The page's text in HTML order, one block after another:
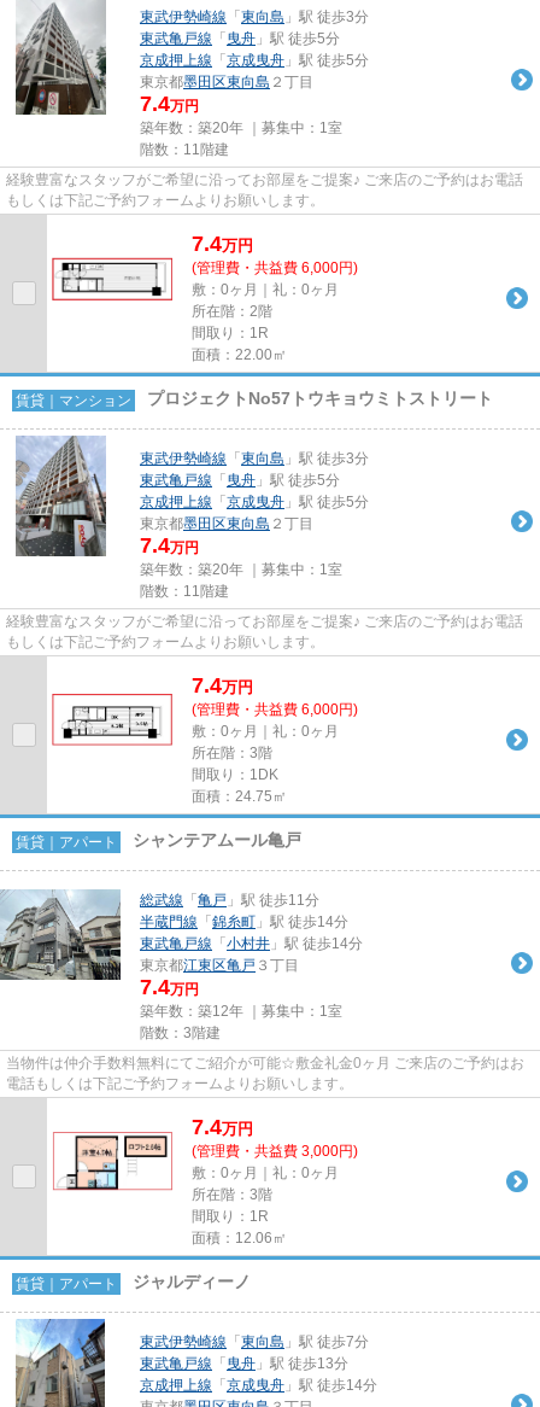
東武伊勢崎線 「 東向島 」駅 徒歩3分
東武亀戸線 「 曳舟 」駅 徒歩5分
京成押上線 「 京成曳舟 」駅 徒歩5分
東京都墨田区東向島 ２丁目
7.4万円
築年数：築20年 ｜募集中： 1室
階数：11階建
経験豊富なスタッフがご希望に沿ってお部屋をご提案♪ ご来店のご予約はお電話
もしくは下記ご予約フォームよりお願いします。
7.4万円
(管理費・共益費 6,000円)
敷：0ヶ月｜礼：0ヶ月
所在階：2階
間取り：1R
面積：22.00㎡
賃貸｜マンション プロジェクトNo57トウキョウミトストリート
東武伊勢崎線 「 東向島 」駅 徒歩3分
東武亀戸線 「 曳舟 」駅 徒歩5分
京成押上線 「 京成曳舟 」駅 徒歩5分
東京都墨田区東向島 ２丁目
7.4万円
築年数：築20年 ｜募集中： 1室
階数：11階建
経験豊富なスタッフがご希望に沿ってお部屋をご提案♪ ご来店のご予約はお電話
もしくは下記ご予約フォームよりお願いします。
7.4万円
(管理費・共益費 6,000円)
敷：0ヶ月｜礼：0ヶ月
所在階：3階
間取り：1DK
面積：24.75㎡
賃貸｜アパート シャンテアムール亀戸
総武線 「 亀戸 」駅 徒歩11分
半蔵門線 「 錦糸町 」駅 徒歩14分
東武亀戸線 「 小村井 」駅 徒歩14分
東京都江東区亀戸 ３丁目
7.4万円
築年数：築12年 ｜募集中： 1室
階数：3階建
当物件は仲介手数料無料にてご紹介が可能☆敷金礼金0ヶ月 ご来店のご予約はお
電話もしくは下記ご予約フォームよりお願いします。
7.4万円
(管理費・共益費 3,000円)
敷：0ヶ月｜礼：0ヶ月
所在階：3階
間取り：1R
面積：12.06㎡
賃貸｜アパート ジャルディーノ
東武伊勢崎線 「 東向島 」駅 徒歩7分
東武亀戸線 「 曳舟 」駅 徒歩13分
京成押上線 「 京成曳舟 」駅 徒歩14分